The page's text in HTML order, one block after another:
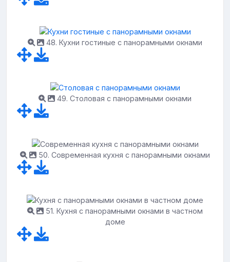
48. Кухни гостиные с панорамными окнами
49. Столовая с панорамными окнами
50. Современная кухня с панорамными окнами
51. Кухня с панорамными окнами в частном
доме